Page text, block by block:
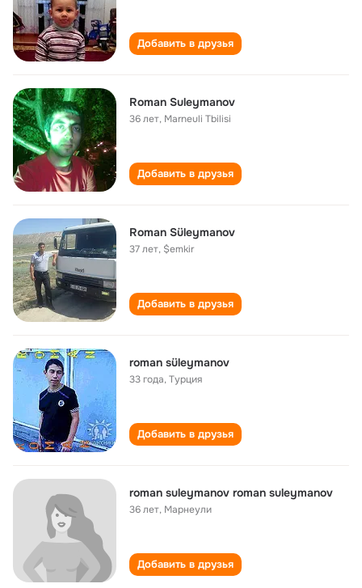
Добавить в друзья
Roman Suleymanov
36 лет, Marneuli Tbilisi
Добавить в друзья
Roman Süleymanov
37 лет, $emkir
Добавить в друзья
roman süleymanov
33 года,Турция
Добавить в друзья
roman suleymanov roman suleymanov
36 лет, Марнеули
Добавить в друзья